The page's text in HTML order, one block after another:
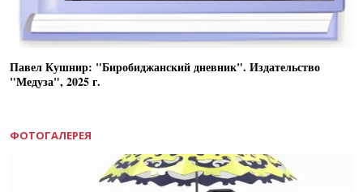
Павел Кушнир: "Биробиджанский дневник". Издательство
"Медуза", 2025 г.
ФОТОГАЛЕРЕЯ